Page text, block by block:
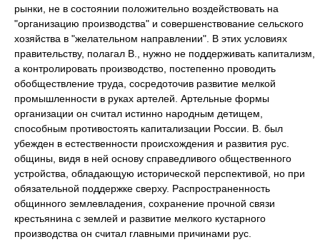
рынки, не в состоянии положительно воздействовать на
"организацию производства" и совершенствование сельского
хозяйства в "желательном направлении". В этих условиях
правительству, полагал В., нужно не поддерживать капитализм,
а контролировать производство, постепенно проводить
обобществление труда, сосредоточив развитие мелкой
промышленности в руках артелей. Артельные формы
организации он считал истинно народным детищем,
способным противостоять капитализации России. В. был
убежден в естественности происхождения и развития рус.
общины, видя в ней основу справедливого общественного
устройства, обладающую исторической перспективой, но при
обязательной поддержке сверху. Распространенность
общинного землевладения, сохранение прочной связи
крестьянина с землей и развитие мелкого кустарного
производства он считал главными причинами рус.